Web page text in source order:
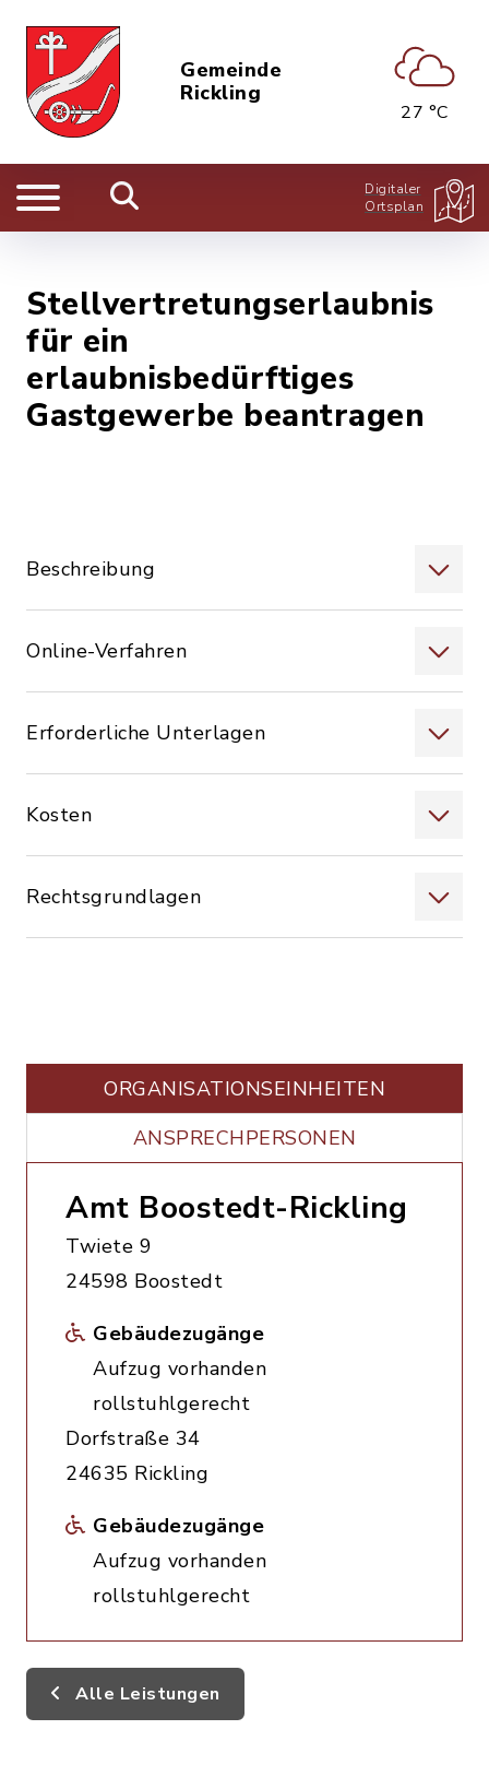
Gemeinde
Rickling
27 °C
Digitaler
Ortsplan
Stellvertretungserlaubnis
für ein
erlaubnisbedürftiges
Gastgewerbe beantragen
Beschreibung
Online-Verfahren
Erforderliche Unterlagen
Kosten
Rechtsgrundlagen
ORGANISATIONS­EINHEITEN
ANSPRECHPERSONEN
Amt Boostedt-Rickling
Twiete 9
24598 Boostedt
Gebäudezugänge
Aufzug vorhanden
rollstuhlgerecht
Dorfstraße 34
24635 Rickling
Gebäudezugänge
Aufzug vorhanden
rollstuhlgerecht
Alle Leistungen